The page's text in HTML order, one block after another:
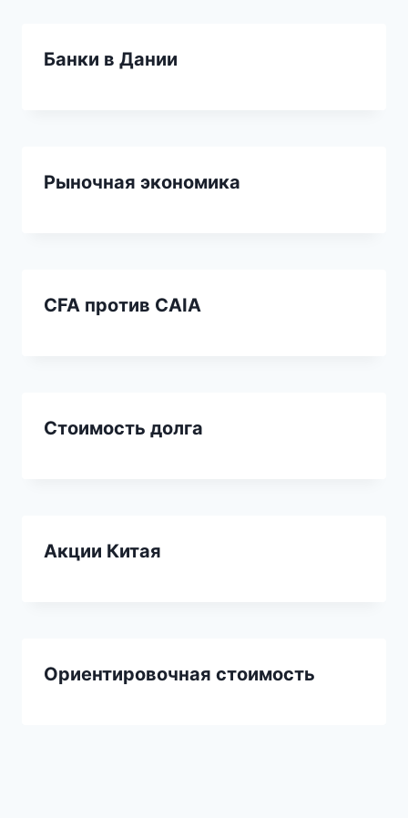
Банки в Дании
Рыночная экономика
CFA против CAIA
Стоимость долга
Акции Китая
Ориентировочная стоимость